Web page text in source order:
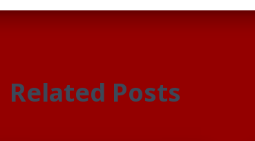
Related Posts